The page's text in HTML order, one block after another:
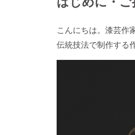
こんにちは。漆芸作
伝統技法で制作する